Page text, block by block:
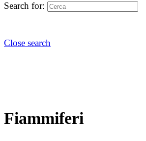
Search for:
Close search
Fiammiferi